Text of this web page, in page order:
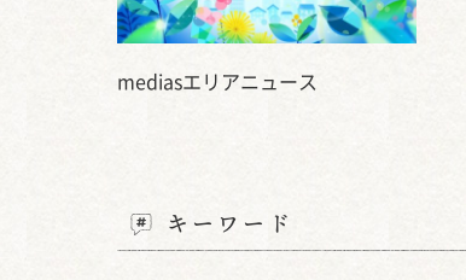
mediasエリアニュース
キーワード